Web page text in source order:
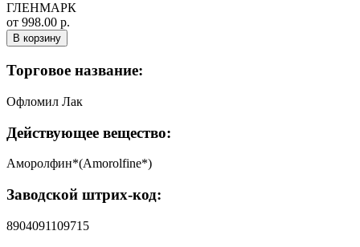
ГЛЕНМАРК
от 998.00 р.
В корзину
Торговое название:
Офломил Лак
Действующее вещество:
Аморолфин*(Amorolfine*)
Заводской штрих-код:
8904091109715